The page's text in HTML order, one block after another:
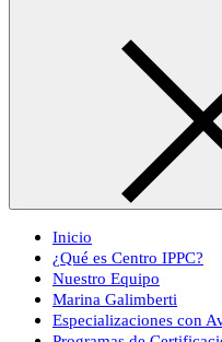
Inicio
¿Qué es Centro IPPC?
Nuestro Equipo
Marina Galimberti
Especializaciones con